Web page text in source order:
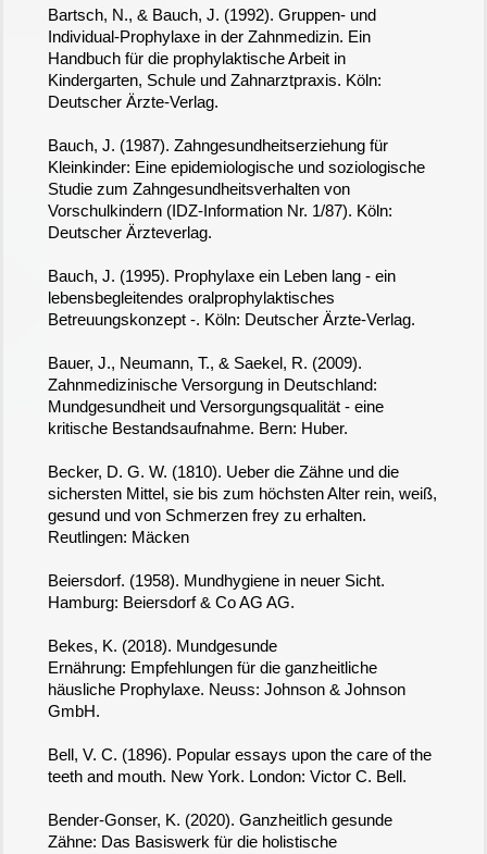
Bartsch, N., & Bauch, J. (1992). Gruppen- und
Individual-Prophylaxe in der Zahnmedizin. Ein
Handbuch für die prophylaktische Arbeit in
Kindergarten, Schule und Zahnarztpraxis. Köln:
Deutscher Ärzte-Verlag.
Bauch, J. (1987). Zahngesundheitserziehung für
Kleinkinder: Eine epidemiologische und soziologische
Studie zum Zahngesundheitsverhalten von
Vorschulkindern (IDZ-Information Nr. 1/87). Köln:
Deutscher Ärzteverlag.
Bauch, J. (1995). Prophylaxe ein Leben lang - ein
lebensbegleitendes oralprophylaktisches
Betreuungskonzept -. Köln: Deutscher Ärzte-Verlag.
Bauer, J., Neumann, T., & Saekel, R. (2009).
Zahnmedizinische Versorgung in Deutschland:
Mundgesundheit und Versorgungsqualität - eine
kritische Bestandsaufnahme. Bern: Huber.
Becker, D. G. W. (1810). Ueber die Zähne und die
sichersten Mittel, sie bis zum höchsten Alter rein, weiß,
gesund und von Schmerzen frey zu erhalten.
Reutlingen: Mäcken
Beiersdorf. (1958). Mundhygiene in neuer Sicht.
Hamburg: Beiersdorf & Co AG AG.
Bekes, K. (2018). Mundgesunde
Ernährung: Empfehlungen für die ganzheitliche
häusliche Prophylaxe. Neuss: Johnson & Johnson
GmbH.
Bell, V. C. (1896). Popular essays upon the care of the
teeth and mouth. New York. London: Victor C. Bell.
Bender-Gonser, K. (2020). Ganzheitlich gesunde
Zähne: Das Basiswerk für die holistische